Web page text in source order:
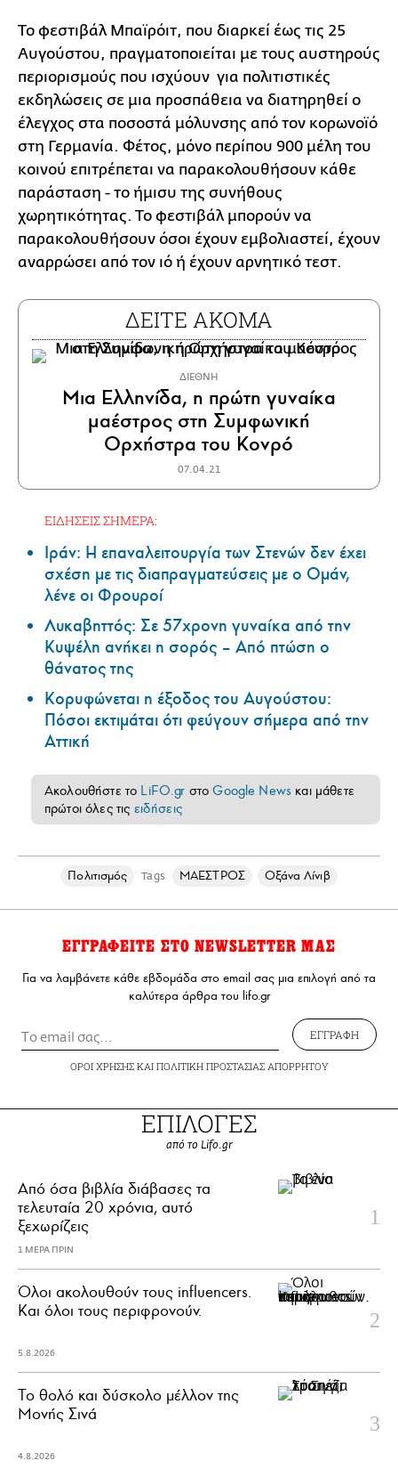
Το φεστιβάλ Μπαϊρόιτ, που διαρκεί έως τις 25
Αυγούστου, πραγματοποιείται με τους αυστηρούς
περιορισμούς που ισχύουν για πολιτιστικές
εκδηλώσεις σε μια προσπάθεια να διατηρηθεί ο
έλεγχος στα ποσοστά μόλυνσης από τον κορωνοϊό
στη Γερμανία. Φέτος, μόνο περίπου 900 μέλη του
κοινού επιτρέπεται να παρακολουθήσουν κάθε
παράσταση - το ήμισυ της συνήθους
χωρητικότητας. Το φεστιβάλ μπορούν να
παρακολουθήσουν όσοι έχουν εμβολιαστεί, έχουν
αναρρώσει από τον ιό ή έχουν αρνητικό τεστ.
ΔΕΙΤΕ ΑΚΟΜΑ
ΔΙΕΘΝΗ
Μια Ελληνίδα, η πρώτη γυναίκα
μαέστρος στη Συμφωνική
Ορχήστρα του Κονρό
07.04.21
ΕΙΔΗΣΕΙΣ ΣΗΜΕΡΑ:
Ιράν: Η επαναλειτουργία των Στενών δεν έχει
σχέση με τις διαπραγματεύσεις με ο Ομάν,
λένε οι Φρουροί
Λυκαβηττός: Σε 57χρονη γυναίκα από την
Κυψέλη ανήκει η σορός – Από πτώση ο
θάνατος της
Κορυφώνεται η έξοδος του Αυγούστου:
Πόσοι εκτιμάται ότι φεύγουν σήμερα από την
Αττική
Ακολουθήστε το LiFO.gr στοGoogle News και μάθετε
πρώτοι όλες τις ειδήσεις
Πολιτισμός Tags ΜΑΕΣΤΡΟΣ Οξάνα Λίνιβ
ΕΓΓΡΑΦΕΙΤΕ ΣΤΟ NEWSLETTER ΜΑΣ
Για να λαμβάνετε κάθε εβδομάδα στο email σας μια επιλογή από τα
καλύτερα άρθρα του lifo.gr
ΕΓΓΡΑΦΗ
ΟΡΟΙ ΧΡΗΣΗΣΚΑΙ ΠΟΛΙΤΙΚΗ ΠΡΟΣΤΑΣΙΑΣ ΑΠΟΡΡΗΤΟΥ
ΕΠΙΛΟΓΕΣ
από το Lifo.gr
Από όσα βιβλία διάβασες τα
τελευταία 20 χρόνια, αυτό
ξεχωρίζεις
1 ΜΕΡΑ ΠΡΙΝ
Όλοι ακολουθούν τους influencers.
Και όλοι τους περιφρονούν.
5.8.2026
Το θολό και δύσκολο μέλλον της
Μονής Σινά
4.8.2026